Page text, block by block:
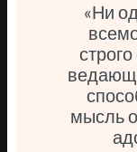
«Ни
мысль